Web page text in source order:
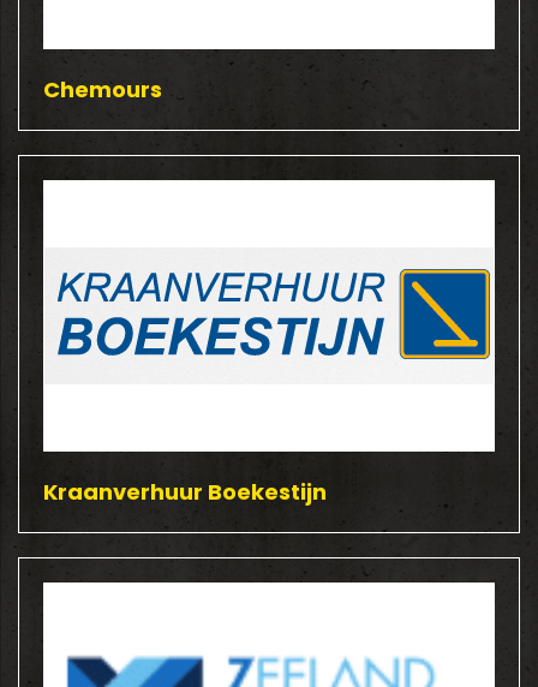
Chemours
Kraanverhuur Boekestijn